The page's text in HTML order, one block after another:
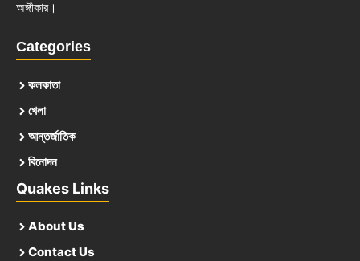
অঙ্গীকার।
Categories
কলকাতা
খেলা
আন্তর্জাতিক
বিনোদন
Quakes Links
About Us
Contact Us